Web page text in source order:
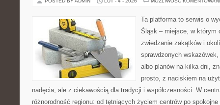
Ta platforma to serwis o
Śląsk – miejsce, w którym
zwiedzanie zakątków i
sprawdzonych
albo planów na kilka dni,
prosto, z naciskiem na
nadęcia, ale z ciekawością dla tradycji i współczesności. W
różnorodność regionu: od tętniących życiem centrów po